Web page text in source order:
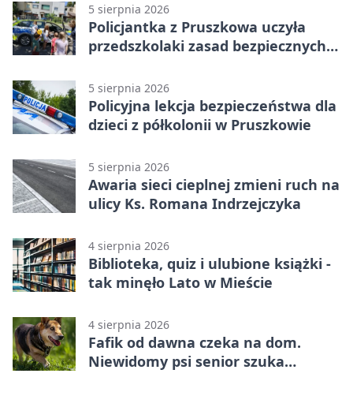
5 sierpnia 2026
Policjantka z Pruszkowa uczyła
przedszkolaki zasad bezpiecznych
5 sierpnia 2026
Policyjna lekcja bezpieczeństwa dla
dzieci z półkolonii w Pruszkowie
5 sierpnia 2026
Awaria sieci cieplnej zmieni ruch na
ulicy Ks. Romana Indrzejczyka
4 sierpnia 2026
Biblioteka, quiz i ulubione książki -
tak minęło Lato w Mieście
4 sierpnia 2026
Fafik od dawna czeka na dom.
Niewidomy psi senior szuka